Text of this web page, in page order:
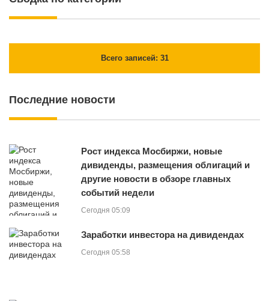
Всего записей: 31
Последние новости
Рост индекса Мосбиржи, новые
дивиденды, размещения облигаций и
другие новости в обзоре главных
событий недели
Сегодня 05:09
Заработки инвестора на дивидендах
Сегодня 05:58